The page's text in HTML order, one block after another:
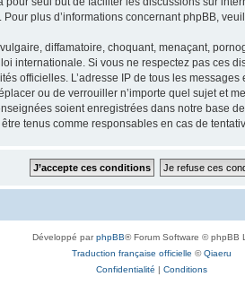
plus d’informations concernant phpBB,
diffamatoire, choquant, menaçant,
internationale. Si vous ne respectez pas ces
officielles. L’adresse IP de tous les
ou de verrouiller n’importe quel sujet et
soient enregistrées dans notre base
tenus comme responsables en cas de
Développé parphpBB® Forum Software © phpBB
Traduction française officielle ©Qiaeru
Confidentialité | Conditions